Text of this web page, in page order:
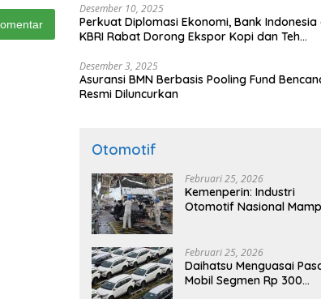
Desember 10, 2025
Perkuat Diplomasi Ekonomi, Bank Indonesia
KBRI Rabat Dorong Ekspor Kopi dan Teh
Desember 3, 2025
Asuransi BMN Berbasis Pooling Fund
Resmi Diluncurkan
Otomotif
Februari 25, 2026
Kemenperin: Industri
Otomotif Nasional
Februari 25, 2026
Daihatsu Menguasai
Mobil Segmen Rp 300